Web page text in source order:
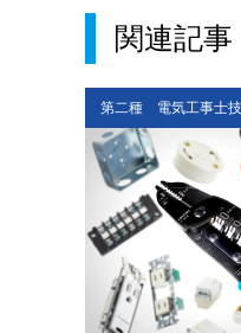
関連記
第二種 電気工事士